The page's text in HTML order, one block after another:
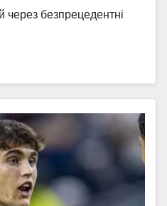
через безпрецедентні